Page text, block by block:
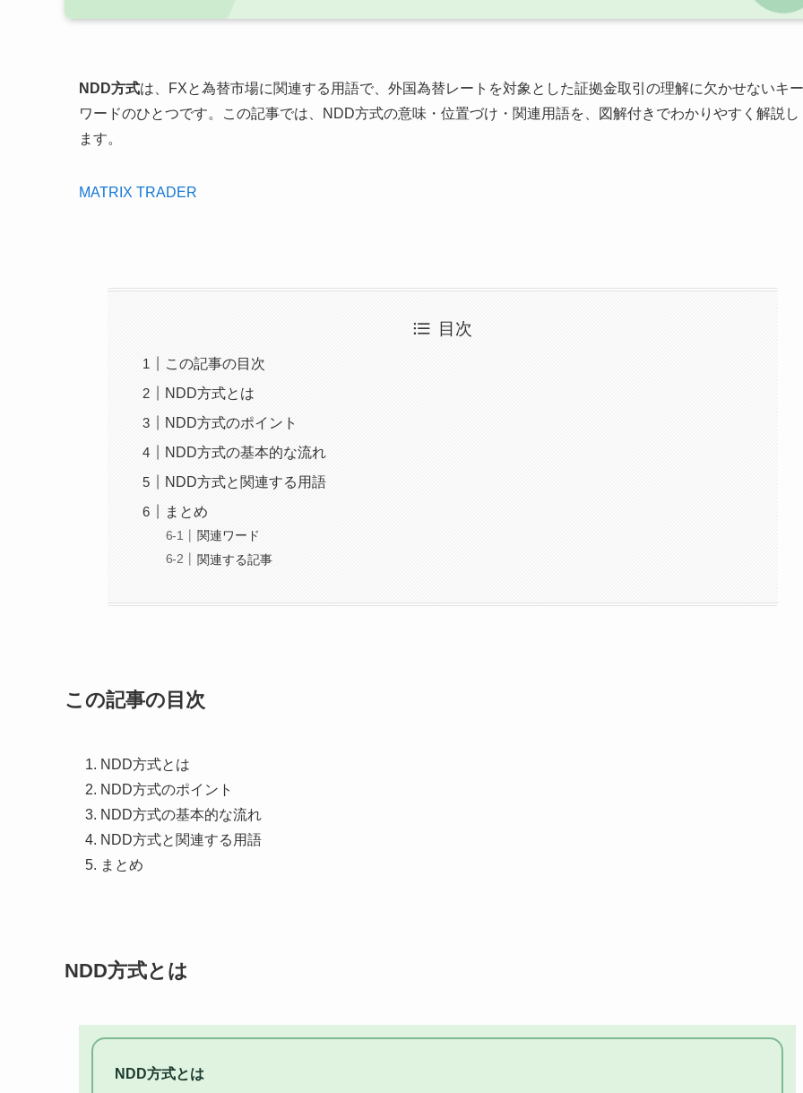
NDD方式は、FXと為替市場に関連する用語で、外国為替レートを対象とした証拠金取引の理解に欠かせないキー
ワードのひとつです。この記事では、NDD方式の意味・位置づけ・関連用語を、図解付きでわかりやすく解説し
ます。
MATRIX TRADER
目次
この記事の目次
NDD方式とは
NDD方式のポイント
NDD方式の基本的な流れ
NDD方式と関連する用語
まとめ
関連ワード
関連する記事
この記事の目次
NDD方式とは
NDD方式のポイント
NDD方式の基本的な流れ
NDD方式と関連する用語
まとめ
NDD方式とは
NDD方式とは